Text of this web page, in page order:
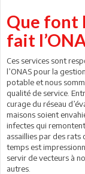
Que font
fait
Ces services sont
l’ONAS pour la
potable et nous
qualité de service.
curage du réseau
maisons soient
infectes qui
assaillies par des
temps est
servir de vecteurs à
autres.